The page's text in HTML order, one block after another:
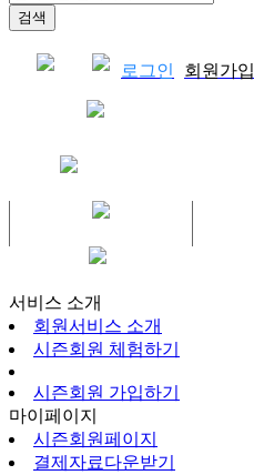
로그인 회원가입
서비스 소개
회원서비스 소개
시즌회원 체험하기
시즌회원 가입하기
마이페이지
시즌회원페이지
결제자료다운받기